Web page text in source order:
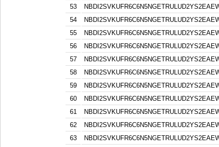
53
54
55
56
57
58
59
60
61
62
63